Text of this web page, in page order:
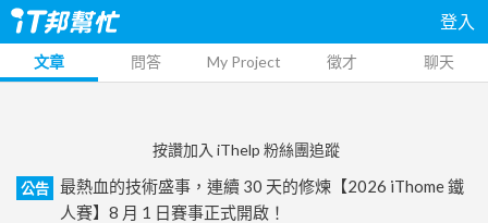
登入
文章 問答 My Project 徵才 聊天
按讚加入 iThelp 粉絲團追蹤
公告
最熱血的技術盛事，連續 30 天的修煉【2026 iThome 鐵
人賽】8 月 1 日賽事正式開啟！